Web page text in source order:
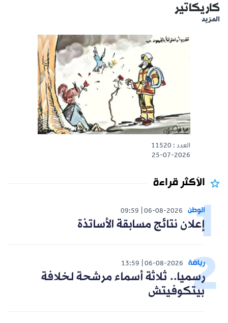
كاريكاتير
المزيد
العدد : 11520
25-07-2026
الأكثر قراءة
الوطن 06-08-2026
09:59
إعلان نتائج مسابقة الأساتذة
رياضة 06-08-2026
13:59
رسميا.. ثلاثة أسماء مرشحة لخلافة
بيتكوفيتش